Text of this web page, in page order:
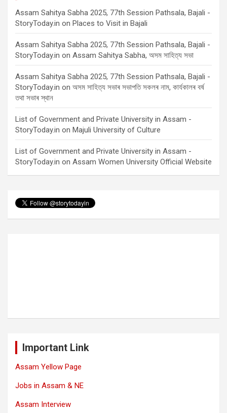
Assam Sahitya Sabha 2025, 77th Session Pathsala, Bajali -
StoryToday.in on Places to Visit in Bajali
Assam Sahitya Sabha 2025, 77th Session Pathsala, Bajali -
StoryToday.in on Assam Sahitya Sabha, অসম সাহিত্য সভা
Assam Sahitya Sabha 2025, 77th Session Pathsala, Bajali -
StoryToday.in on অসম সাহিত্য সভাৰ সভাপতি সকলৰ নাম, কাৰ্যকালৰ বৰ্ষ
তথা সভাৰ স্থান
List of Government and Private University in Assam -
StoryToday.in on Majuli University of Culture
List of Government and Private University in Assam -
StoryToday.in on Assam Women University Official Website
Important Link
Assam Yellow Page
Jobs in Assam & NE
Assam Interview